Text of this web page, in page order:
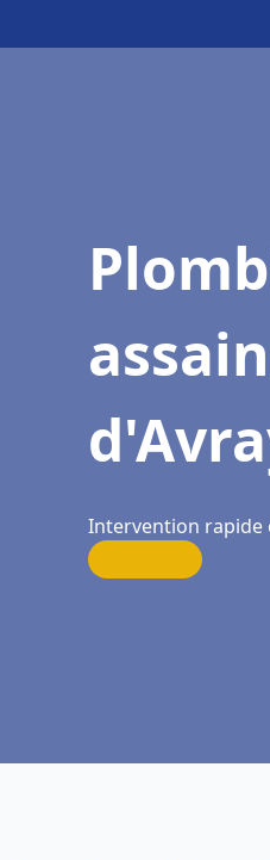
Intervention rapide